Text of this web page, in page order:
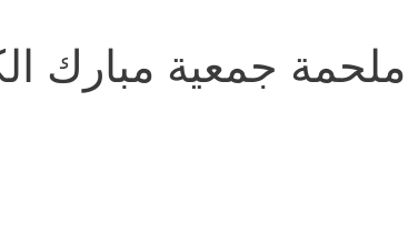
جمعية مبارك